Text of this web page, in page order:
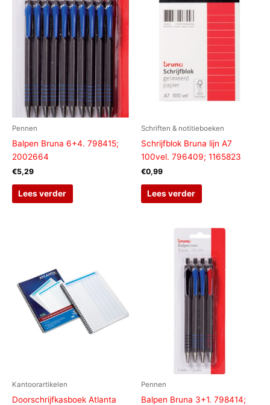
Pennen
Balpen Bruna 6+4. 798415;
2002664
€5,29
Lees verder
Schriften & notitieboeken
Schrijfblok Bruna lijn A7
100vel. 796409; 1165823
€0,99
Lees verder
Kantoorartikelen
Doorschrijfkasboek Atlanta
Pennen
Balpen Bruna 3+1. 798414;